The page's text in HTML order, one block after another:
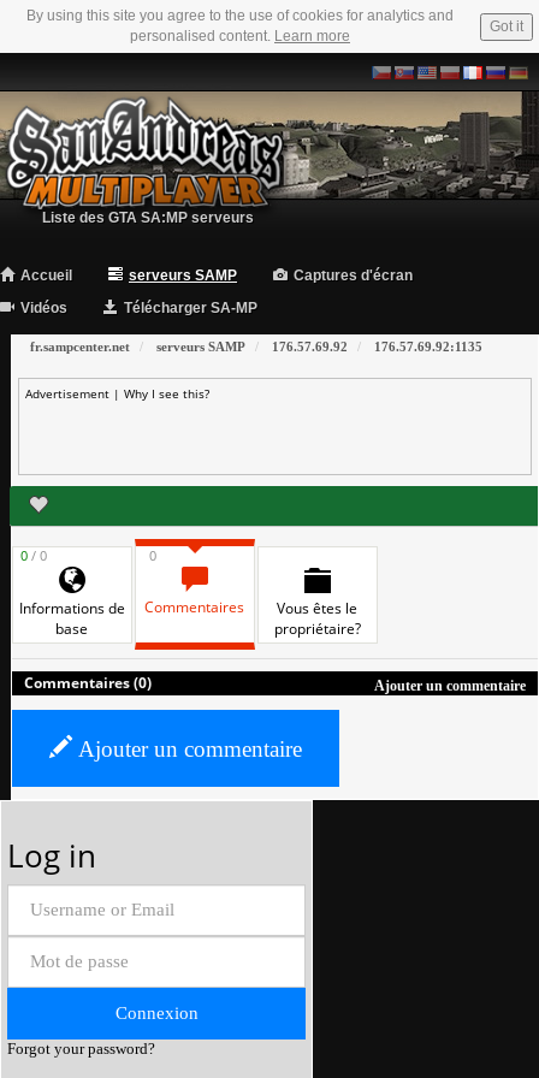
By using this site you agree to the use of cookies for analytics and
personalised content. Learn more
Got it
Liste des GTA SA:MP serveurs
Accueil serveurs SAMP
Captures d'écran
Vidéos
Télécharger SA-MP
fr.sampcenter.net serveurs SAMP 176.57.69.92 176.57.69.92:1135
Advertisement | Why I see this?
0/ 0
Informations de
base
0
Commentaires
Vous êtes le
propriétaire?
Ajouter un commentaire
Commentaires (0)
Ajouter un commentaire
Log in
Forgot your password?